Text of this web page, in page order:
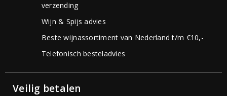
verzending
Wijn & Spijs advies
Beste wijnassortiment van Nederland t/m €10,-
Telefonisch besteladvies
Veilig betalen